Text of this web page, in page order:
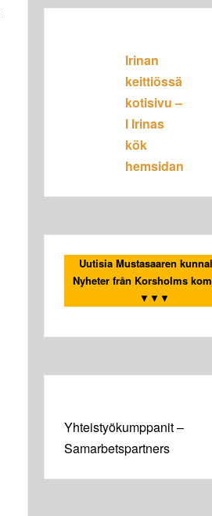
Irinan
keittiössä
kotisivu –
I Irinas
kök
hemsidan
Uutisia Mustasaaren
Nyheter från Korsholms
▼▼▼
Yhteistyökumppanit –
Samarbetspartners